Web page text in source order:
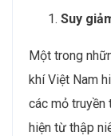
Suy
Một trong
khí Việt Nam
các mỏ truyền
hiện từ thập